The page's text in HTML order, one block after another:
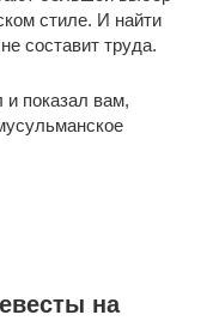
стиле. И найти
составит труда.
и показал вам,
на